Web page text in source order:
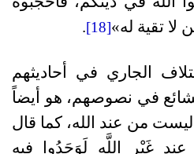
لا تقية له»[18]
.
الجاري في أحاديثهم
في نصوصهم، هو أيضاً
من عند الله، كما قال
غَيْرِ اللَّهِ لَوَجَدُوا فِيهِ